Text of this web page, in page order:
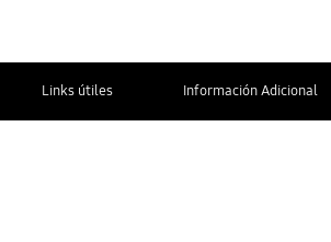
Links útiles Información Adicional